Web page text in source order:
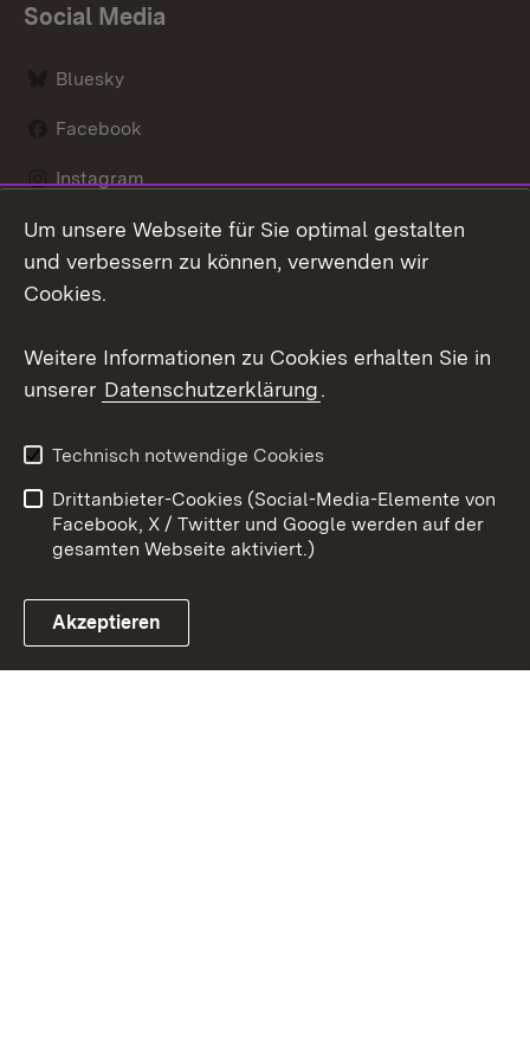
Social Media
Bluesky
Facebook
Instagram
LinkedIn
Link zum Landesportal
Datenschutz
Barrierefreiheit
Impressum
Cookies
Um unsere Webseite für Sie optimal gestalten
und verbessern zu können, verwenden wir
Cookies.
Weitere Informationen zu Cookies erhalten Sie in
unserer Datenschutzerklärung.
Technisch notwendige Cookies
Drittanbieter-Cookies (Social-Media-Elemente von
Facebook, X / Twitter und Google werden auf der
gesamten Webseite aktiviert.)
Akzeptieren